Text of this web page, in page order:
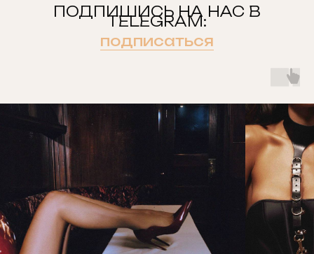
ПОДПИШИСЬ НА НАС В
TELEGRAM:
подписаться